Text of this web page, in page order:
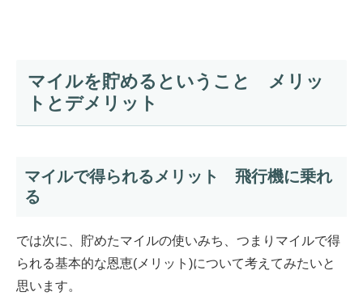
マイルを貯めるということ メリッ
トとデメリット
マイルで得られるメリット 飛行機に乗れ
る
では次に、貯めたマイルの使いみち、つまりマイルで得
られる基本的な恩恵(メリット)について考えてみたいと
思います。